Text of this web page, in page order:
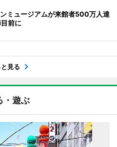
ミュージアムが来館者500万人達
前に
見る
・遊ぶ